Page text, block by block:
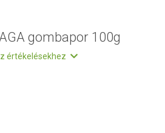
gombapor 100g
értékelésekhez